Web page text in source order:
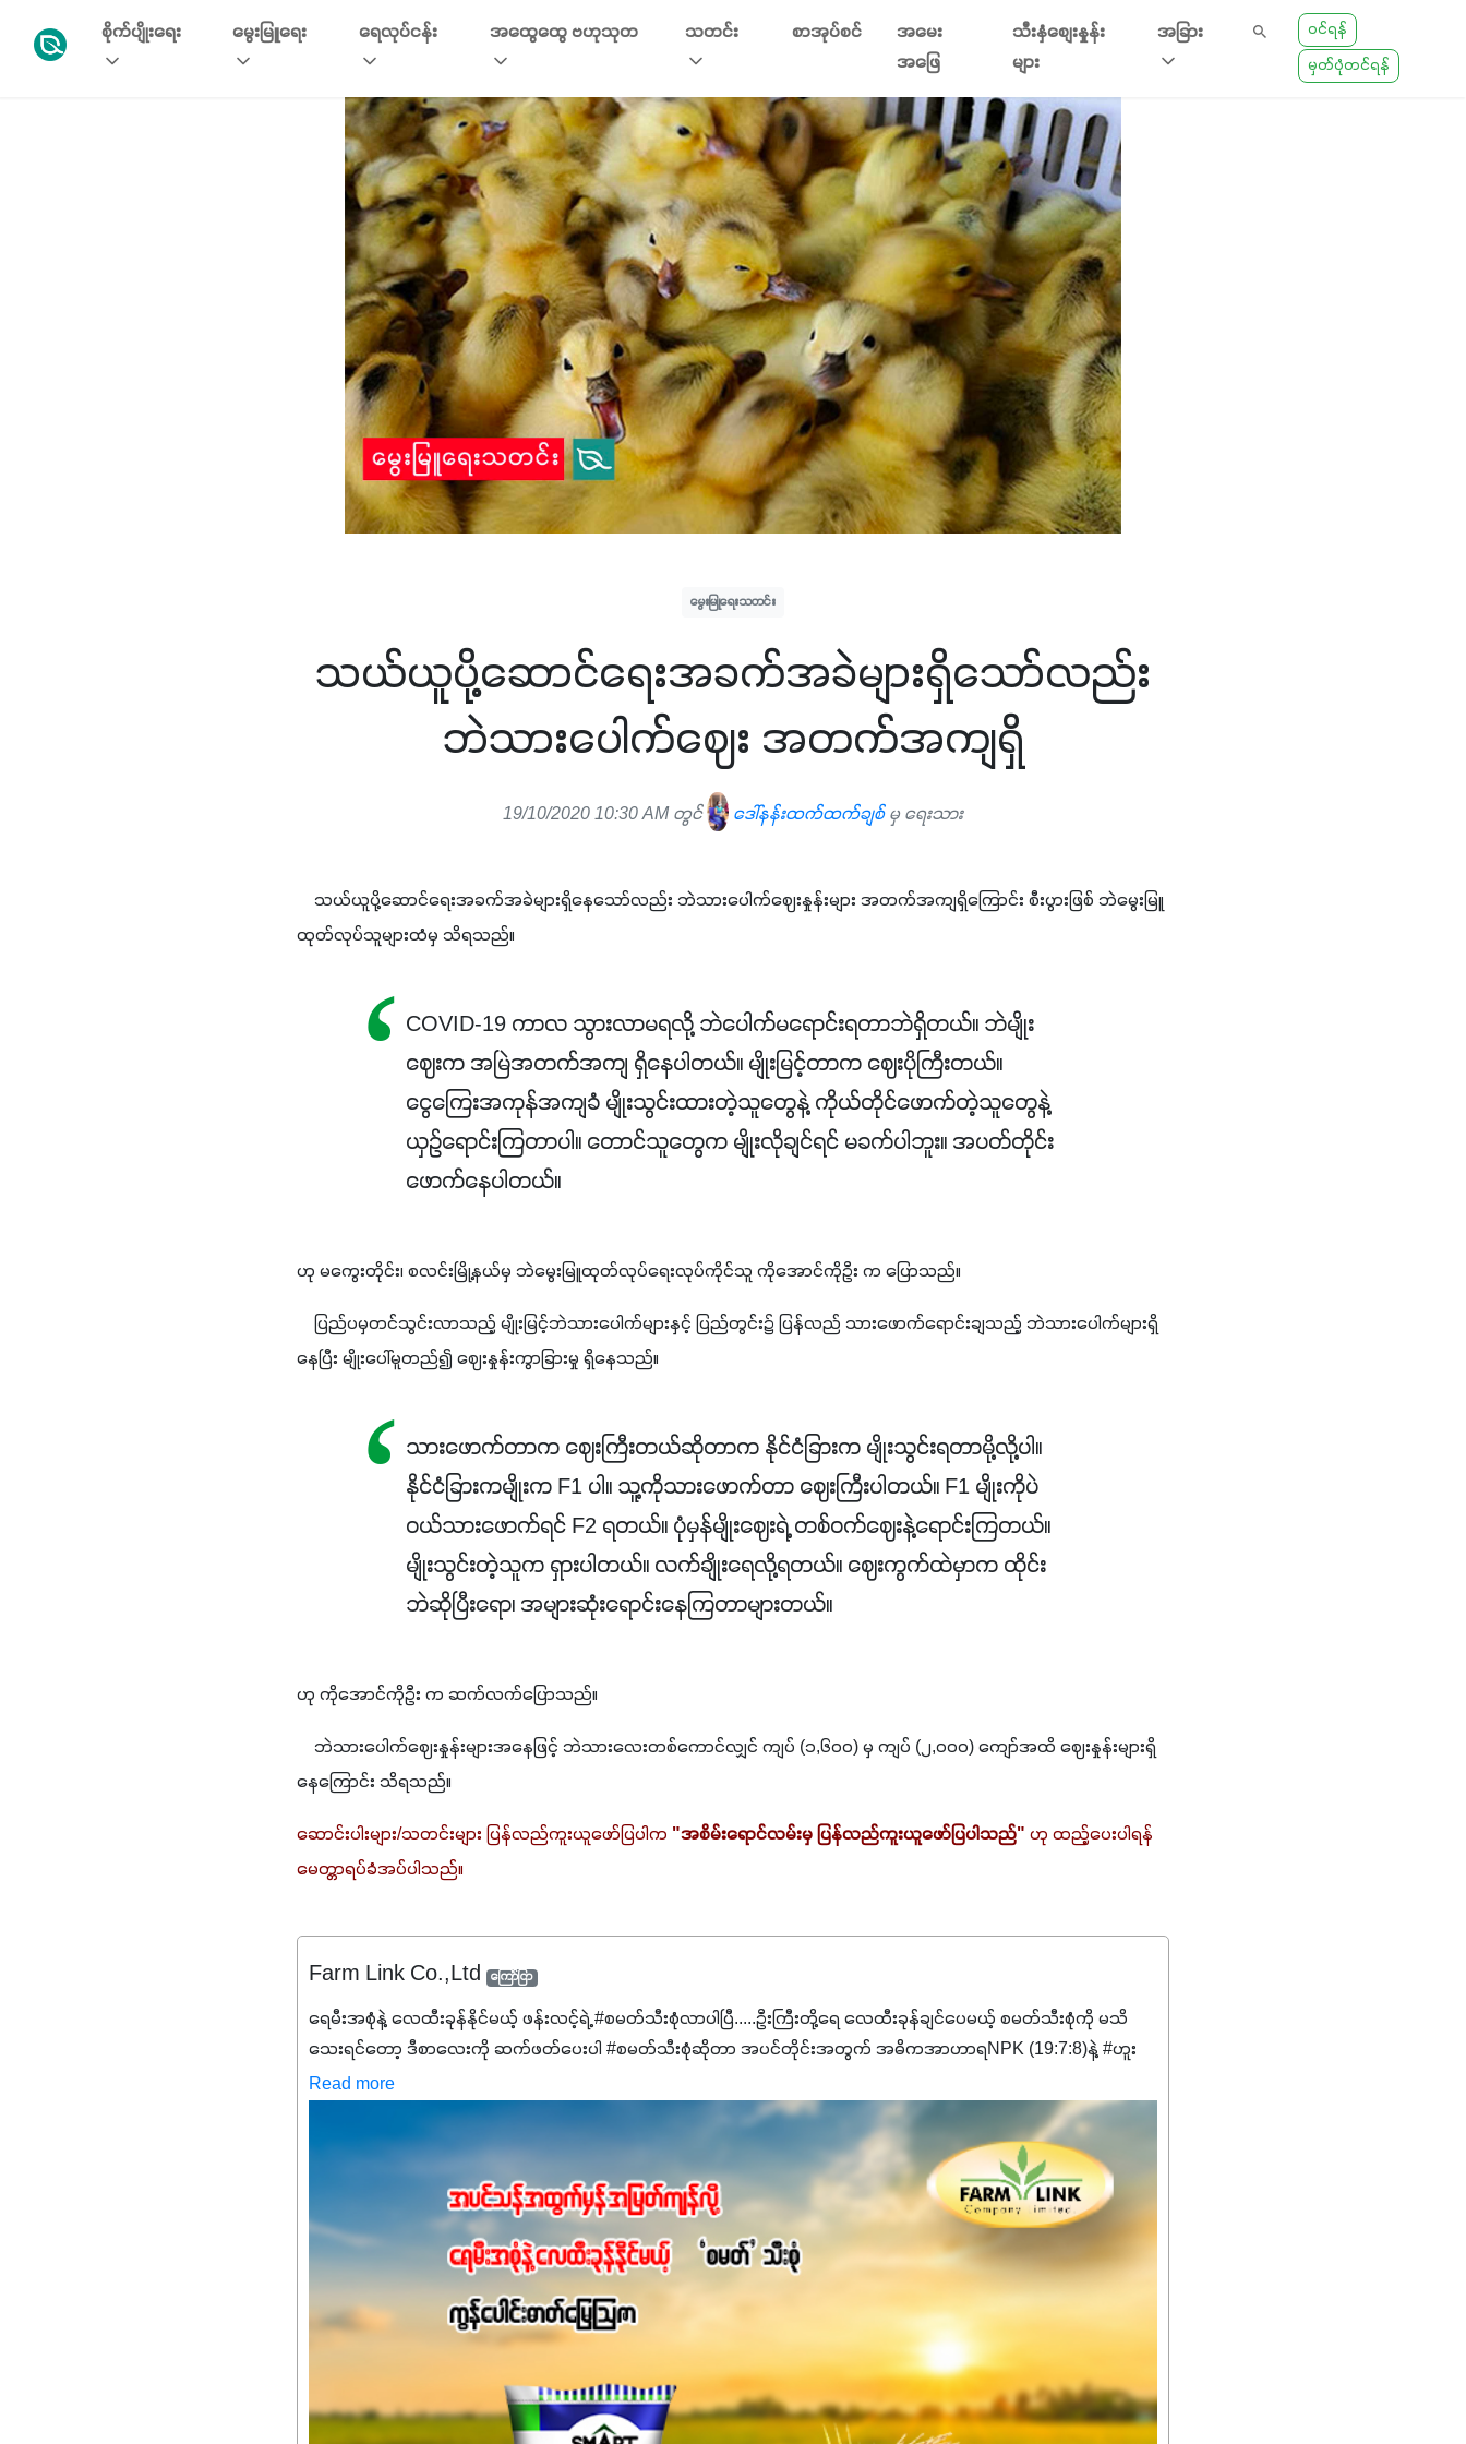
စိုက်ပျိုးရေး မွေးမြူရေး ရေလုပ်ငန်း အထွေထွေ ဗဟုသုတ သတင်း စာအုပ်စင်
အမေး
အဖြေ
သီးနှံစျေးနှုန်း
များ
အခြား
ဝင်ရန်
မှတ်ပုံတင်ရန်
မွေးမြူရေးသတင်း
သယ်ယူပို့ဆောင်ရေးအခက်အခဲများရှိသော်လည်း
ဘဲသားပေါက်ဈေး အတက်အကျရှိ
19/10/2020 10:30 AM တွင် ဒေါ်နန်းထက်ထက်ချစ်မှ ရေးသား
သယ်ယူပို့ဆောင်ရေးအခက်အခဲများရှိနေသော်လည်း ဘဲသားပေါက်ဈေးနှုန်းများ အတက်အကျရှိကြောင်း စီးပွားဖြစ် ဘဲမွေးမြူ
ထုတ်လုပ်သူများထံမှ သိရသည်။
COVID-19 ကာလ သွားလာမရလို့ ဘဲပေါက်မရောင်းရတာဘဲရှိတယ်။ ဘဲမျိုး
ဈေးက အမြဲအတက်အကျ ရှိနေပါတယ်။ မျိုးမြင့်တာက ဈေးပိုကြီးတယ်။
ငွေကြေးအကုန်အကျခံ မျိုးသွင်းထားတဲ့သူတွေနဲ့ ကိုယ်တိုင်ဖောက်တဲ့သူတွေနဲ့
ယှဉ်ရောင်းကြတာပါ။ တောင်သူတွေက မျိုးလိုချင်ရင် မခက်ပါဘူး။ အပတ်တိုင်း
ဖောက်နေပါတယ်။
ဟု မကွေးတိုင်း၊ စလင်းမြို့နယ်မှ ဘဲမွေးမြူထုတ်လုပ်ရေးလုပ်ကိုင်သူ ကိုအောင်ကိုဦး က ပြောသည်။
ပြည်ပမှတင်သွင်းလာသည့် မျိုးမြင့်ဘဲသားပေါက်များနှင့် ပြည်တွင်း၌ ပြန်လည် သားဖောက်ရောင်းချသည့် ဘဲသားပေါက်များရှိ
နေပြီး မျိုးပေါ်မူတည်၍ ဈေးနှုန်းကွာခြားမှု ရှိနေသည်။
သားဖောက်တာက ဈေးကြီးတယ်ဆိုတာက နိုင်ငံခြားက မျိုးသွင်းရတာမို့လို့ပါ။
နိုင်ငံခြားကမျိုးက F1 ပါ။ သူ့ကိုသားဖောက်တာ ဈေးကြီးပါတယ်။ F1 မျိုးကိုပဲ
ဝယ်သားဖောက်ရင် F2 ရတယ်။ ပုံမှန်မျိုးဈေးရဲ့ တစ်ဝက်ဈေးနဲ့ရောင်းကြတယ်။
မျိုးသွင်းတဲ့သူက ရှားပါတယ်။ လက်ချိုးရေလို့ရတယ်။ ဈေးကွက်ထဲမှာက ထိုင်း
ဘဲဆိုပြီးရော၊ အများဆုံးရောင်းနေကြတာများတယ်။
ဟု ကိုအောင်ကိုဦး က ဆက်လက်ပြောသည်။
ဘဲသားပေါက်ဈေးနှုန်းများအနေဖြင့် ဘဲသားလေးတစ်ကောင်လျှင် ကျပ် (၁,၆၀၀) မှ ကျပ် (၂,၀၀၀) ကျော်အထိ ဈေးနှုန်းများရှိ
နေကြောင်း သိရသည်။
ဆောင်းပါးများ/သတင်းများ ပြန်လည်ကူးယူဖော်ပြပါက "အစိမ်းရောင်လမ်းမှ ပြန်လည်ကူးယူဖော်ပြပါသည်" ဟု ထည့်ပေးပါရန်
မေတ္တာရပ်ခံအပ်ပါသည်။
Farm Link Co.,Ltd ကြော်ငြာ
ရေမီးအစုံနဲ့ လေထီးခုန်နိုင်မယ့် ဖန်းလင့်ရဲ့ #စမတ်သီးစုံလာပါပြီ.....ဦးကြီးတို့ရေ ‌လေထီးခုန်ချင်ပေမယ့် စမတ်သီးစုံကို မသိ
သေးရင်တော့ ဒီစာလေးကို ဆက်ဖတ်‌ပေးပါ #စမတ်သီးစုံဆိုတာ အပင်တိုင်းအတွက် အဓိကအာဟာရNPK (19:7:8)နဲ့ #ဟူး
မစ်အက်စစ်တို့ အချိုးကျ ပေါင်းစပ်ထားတဲ့ ကွန်ပေါင်းဓာတ်မြေဩဇာဖြစ်ပါတယ်။ အဓိကအကျိုးကျေးဇူးတွေအနေနဲ့ကတော့
နိုက်ထရိုဂျင် 19%ပါဝင်တဲ့အတွက် ကလိုရိုဖီးလ်ဖွဲ့စည်းမှုကို အားပေးကာ သီးနှံပင်များ၏အရွက်များစိမ်းလန်းသန်စွမ်းပြီး အစာ
ချက်လုပ်မှုအားကောင်းစေပါတယ်။ အပင်၏ပင်ပိုင်းကြီးထွားမှုကို တိုးမြင့်စေကာ အပင်သန်၍ အကြီးမြန်စေပါတယ်။
သင့်တော်တဲ့ Phosphorus 7%ပါဝင်မှုကြောင့် အပင်ရဲ့ အမြစ်ဖွဲ့စည်းတည်ဆောက်မှုကို ပို၍သန်မာလာအောင် အားပေးပါ
တယ်။ ဒါ့အပြင် ပန်းပွင့်ခြင်း၊အသီးသီးခြင်း၊အစေ့တည်ခြင်းလုပ်ငန်းစဉ်များကိုလည်း အားပေးပါတယ်။ လုံလောက်တဲ့
Potassium 8%က အပင်ရဲ့ ရောဂါဒဏ်၊ရာသီဥတုဒဏ်ခံနိုင်ရည်ရှိမှုကို မြင့်တက်စေပြီး အသီးအရည်အသွေး၊ အရွယ်အစားနဲ့
အရသာ ပိုမိုကောင်းမွန်စေဖို့အတွက် လိုအပ်တဲ့အာဟာရဓာတ်ဖြစ်ပါတယ်။ ဟူးမစ်အက်စစ်ပါဝင်ပေါင်းစပ်ထားတဲ့အတွက်
အာဟာရဓာတ်စုပ်ယူမှုကောင်းမွန်လာခြင်း၊မြေဆီလွှာဖွဲ့စည်းပုံနှင့်ရေထိန်းနိုင်စွမ်းအားကောင်းလာခြင်းအပါအဝင်
အကျိုးကျေးဇူးများစွာကိုရရှိစေမှာဖြစ်ပါတယ်။ စပါးအပါအဝင် နှံစားသီးနှံများ၊ပဲအမျိုးမျိုး၊ဟင်းသီးဟင်းရွက်နဲ့ ဥယျာဉ်ခြံသီးနှံ
အားလုံးမှာ အသုံးပြုနိုင်တယ်ဆိုတော့ တစ်မျိုးတည်းနဲ့ အားလုံးပါဖက်(perfect)မယ့် စမတ်သီးစုံနော် အရွေးမမှားတာသေချာပြီ
မလို့ အတွေးမများဘဲ သီးနှံတိုင်းကြီးထွားအောင် ဖန်းလင့်ရဲ့ #စမတ်သီးစုံကို သုံးကြပါစို့....
Read more